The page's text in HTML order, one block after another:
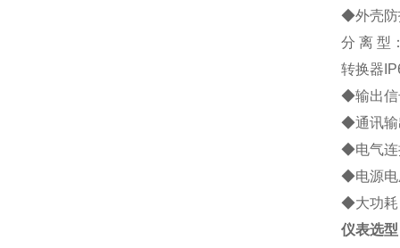
◆外壳防
分 离 型
转换器
◆输出信
◆通讯输
◆电气连
◆电源电
◆大功耗
仪表选型